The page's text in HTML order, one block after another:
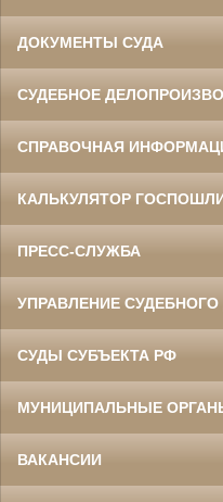
ДОКУМЕНТЫ СУДА
СУДЕБНОЕ
СПРАВОЧНАЯ
КАЛЬКУЛЯТОР
ПРЕСС-СЛУЖБА
УПРАВЛЕНИЕ
СУДЫ СУБЪЕКТА РФ
МУНИЦИПАЛЬНЫЕ
ВАКАНСИИ